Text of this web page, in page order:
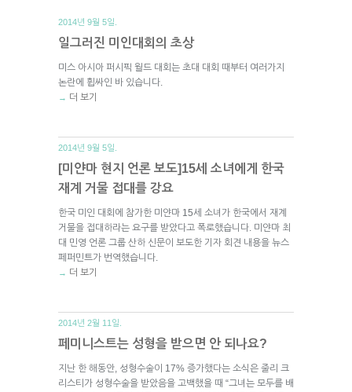
2014년 9월 5일.
일그러진 미인대회의 초상
미스 아시아 퍼시픽 월드 대회는 초대 대회 때부터 여러가지
논란에 휩싸인 바 있습니다.
→ 더 보기
2014년 9월 5일.
[미얀마 현지 언론 보도]15세 소녀에게 한국
재계 거물 접대를 강요
한국 미인 대회에 참가한 미얀마 15세 소녀가 한국에서 재계
거물을 접대하라는 요구를 받았다고 폭로했습니다. 미얀마 최
대 민영 언론 그룹 산하 신문이 보도한 기자 회견 내용을 뉴스
페퍼민트가 번역했습니다.
→ 더 보기
2014년 2월 11일.
페미니스트는 성형을 받으면 안 되나요?
지난 한 해동안, 성형수술이 17% 증가했다는 소식은 줄리 크
리스티가 성형수술을 받았음을 고백했을 때 “그녀는 모두를 배